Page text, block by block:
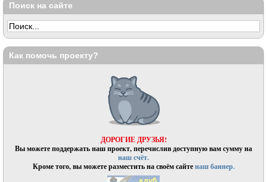
Поиск на сайте
Как помочь проекту?
ДОРОГИЕ ДРУЗЬЯ!
Вы можете поддержать наш проект, перечислив доступную вам сумму на
наш счёт.
Кроме того, вы можете разместить на своём сайтенаш баннер.